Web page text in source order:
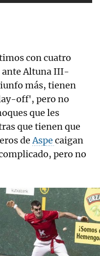
con cuatro
ante Altuna III-
más, tienen
off', pero no
que les
que tienen que
deAspe caigan
pero no